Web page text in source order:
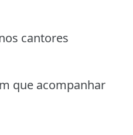
cantores
que acompanhar